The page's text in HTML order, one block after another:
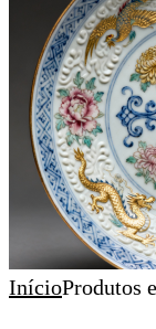
InícioProdutos